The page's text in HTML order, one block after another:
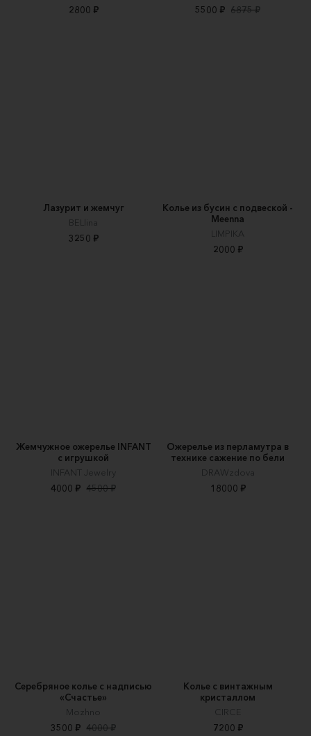
2800 ₽
5500 ₽ 6875 ₽
Лазурит и жемчуг
BELlina
3250 ₽
Колье из бусин с подвеской -
Meenna
LIMPIKA
2000 ₽
Жемчужное ожерелье INFANT
с игрушкой
INFANT Jewelry
4000 ₽ 4500 ₽
Ожерелье из перламутра в
технике сажение по бели
DRAWzdova
18000 ₽
Серебряное колье с надписью
«Счастье»
Mozhno
3500 ₽ 4000 ₽
Колье с винтажным
кристаллом
CIRCE
7200 ₽